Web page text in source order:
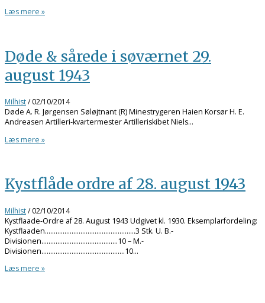
Læs mere »
Døde & sårede i søværnet 29.
august 1943
Milhist/02/10/2014
Døde A. R. Jørgensen Søløjtnant (R) Minestrygeren Haien Korsør H. E.
Andreasen Artilleri-kvartermester Artilleriskibet Niels…
Læs mere »
Kystflåde ordre af 28. august 1943
Milhist/02/10/2014
Kystflaade-Ordre af 28. August 1943 Udgivet kl. 1930. Eksemplarfordeling:
Kystflaaden……………………………………………3 Stk. U. B.-
Divisionen…………………………………….10 – M.-
Divisionen………………………………………..10…
Læs mere »